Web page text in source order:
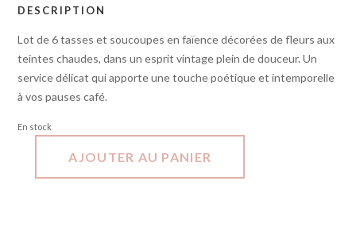
DESCRIPTION
Lot de 6 tasses et soucoupes en faïence décorées de fleurs aux
teintes chaudes, dans un esprit vintage plein de douceur. Un
service délicat qui apporte une touche poétique et intemporelle
à vos pauses café.
En stock
AJOUTER AU PANIER